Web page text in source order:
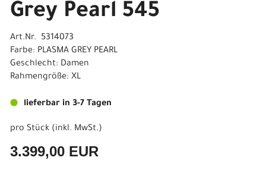
Grey Pearl 545
Art.Nr. 5314073
Farbe: PLASMA GREY PEARL
Geschlecht: Damen
Rahmengröße: XL
lieferbar in 3-7 Tagen
pro Stück (inkl. MwSt.)
3.399,00 EUR